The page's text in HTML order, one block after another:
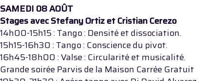
SAMEDI 08 AOÛT
Stages avec Stefany Ortiz et Cristian Cerezo
14h00-15h15 : Tango : Densité et dissociation.
15h15-16h30 : Tango : Conscience du pivot.
16h45-18h00 : Valse : Circularité et musicalité.
Grande soirée Parvis de la Maison Carrée Gratuit